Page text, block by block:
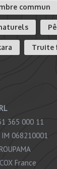
commun
Truite
365 000 11
068210001
France